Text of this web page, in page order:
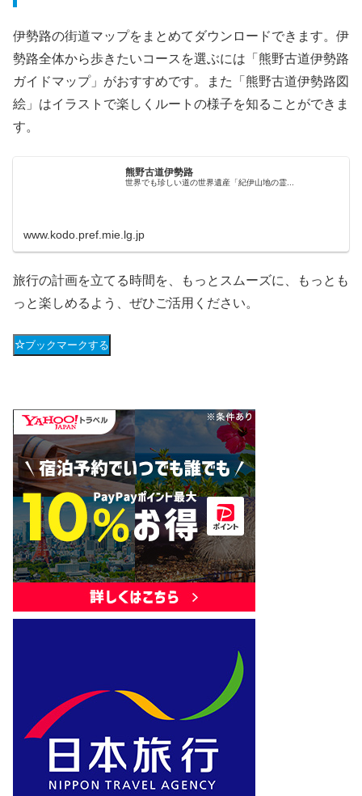
伊勢路の街道マップをまとめてダウンロードできます。伊
勢路全体から歩きたいコースを選ぶには「熊野古道伊勢路
ガイドマップ」がおすすめです。また「熊野古道伊勢路図
絵」はイラストで楽しくルートの様子を知ることができま
す。
熊野古道伊勢路
世界でも珍しい道の世界遺産「紀伊山地の霊...
www.kodo.pref.mie.lg.jp
旅行の計画を立てる時間を、もっとスムーズに、もっとも
っと楽しめるよう、ぜひご活用ください。
ブックマークする